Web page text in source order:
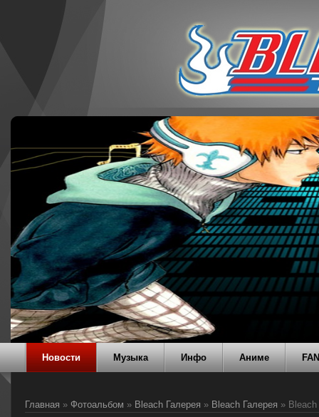
Новости Музыка Инфо Аниме
Главная » Фотоальбом » Bleach Галерея » Bleach Галерея » Bleach